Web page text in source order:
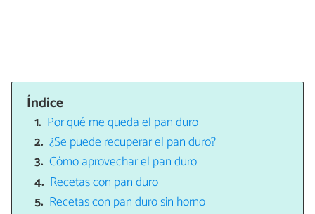
Índice
Por qué me queda el pan duro
¿Se puede recuperar el pan duro?
Cómo aprovechar el pan duro
Recetas con pan duro
Recetas con pan duro sin horno